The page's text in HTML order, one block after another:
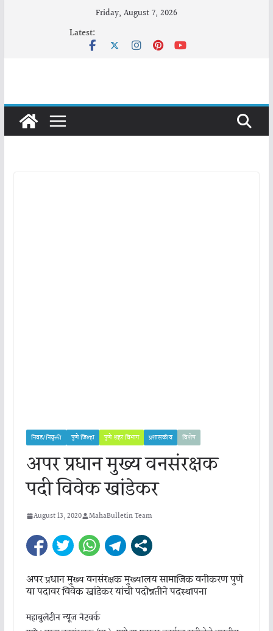
Friday, August 7, 2026
Latest:
निवड/नियुक्ती पुणे जिल्हा पुणे शहर विभाग प्रशासकीय विशेष
अपर प्रधान मुख्य वनसंरक्षक
पदी विवेक खांडेकर
August 13, 2020 MahaBulletin Team
अपर प्रधान मुख्य वनसंरक्षक मुख्यालय सामाजिक वनीकरण पुणे
या पदावर विवेक खांडेकर यांची पदोन्नतीने पदस्थापना
महाबुलेटीन न्यूज नेटवर्क